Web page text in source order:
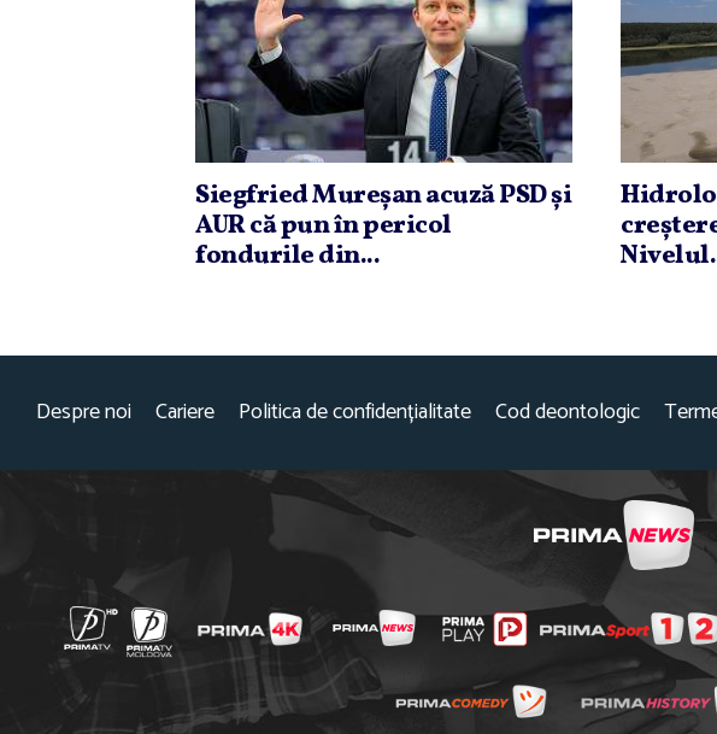
Siegfried Mureşan acuză PSD şi
AUR că pun în pericol
fondurile din...
Despre noi Cariere Politica de confidențialitate Cod deontologic